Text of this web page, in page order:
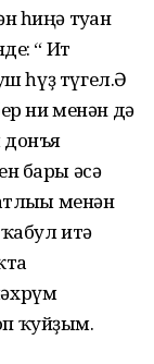
һиңә туған
“ Ит
һүҙ түгел.Ә
ни менән дә
бары әсә
менән
итә
ҡуйҙым.